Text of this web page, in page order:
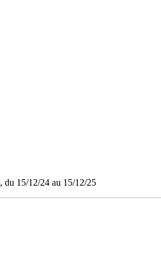
du 15/12/24 au 15/12/25